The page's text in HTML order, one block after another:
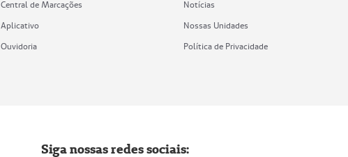
Central de Marcações
Aplicativo
Ouvidoria
Notícias
Nossas Unidades
Política de Privacidade
Siga nossas redes sociais: